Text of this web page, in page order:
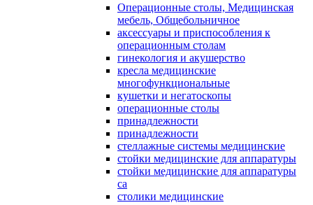
Операционные столы, Медицинская
мебель, Общебольничное
аксессуары и приспособления к
операционным столам
гинекология и акушерство
кресла медицинские
многофункциональные
кушетки и негатоскопы
операционные столы
принадлежности
принадлежности
стеллажные системы медицинские
стойки медицинские для аппаратуры
стойки медицинские для аппаратуры
са
столики медицинские